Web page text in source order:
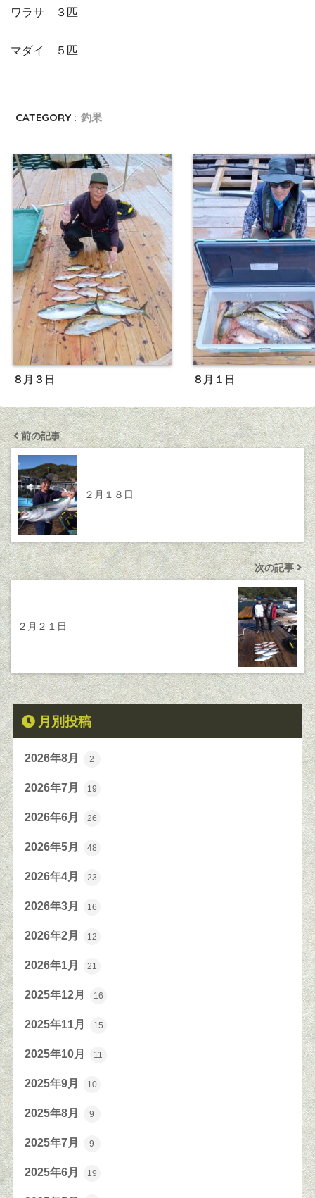
ワラサ ３匹
マダイ ５匹
CATEGORY : 釣果
８月３日 ８月１日
前の記事
２月１８日
次の記事
２月２１日
月別投稿
2026年8月 2
2026年7月 19
2026年6月 26
2026年5月 48
2026年4月 23
2026年3月 16
2026年2月 12
2026年1月 21
2025年12月 16
2025年11月 15
2025年10月 11
2025年9月 10
2025年8月 9
2025年7月 9
2025年6月 19